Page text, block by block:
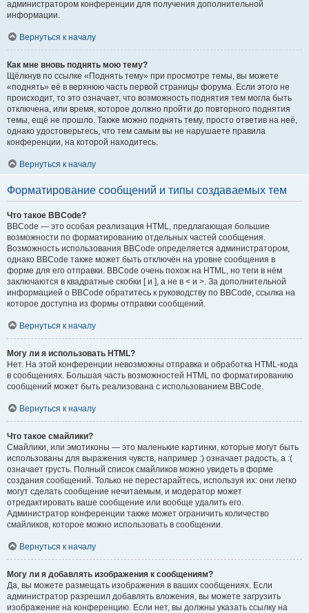
администратором конференции для получения дополнительной
информации.
Вернуться к началу
Как мне вновь поднять мою тему?
Щёлкнув по ссылке «Поднять тему» при просмотре темы, вы можете
«поднять» её в верхнюю часть первой страницы форума. Если этого не
происходит, то это означает, что возможность поднятия тем могла быть
отключена, или время, которое должно пройти до повторного поднятия
темы, ещё не прошло. Также можно поднять тему, просто ответив на неё,
однако удостоверьтесь, что тем самым вы не нарушаете правила
конференции, на которой находитесь.
Вернуться к началу
Форматирование сообщений и типы создаваемых тем
Что такое BBCode?
BBCode — это особая реализация HTML, предлагающая большие
возможности по форматированию отдельных частей сообщения.
Возможность использования BBCode определяется администратором,
однако BBCode также может быть отключён на уровне сообщения в
форме для его отправки. BBCode очень похож на HTML, но теги в нём
заключаются в квадратные скобки [ и ], а не в < и >. За дополнительной
информацией о BBCode обратитесь к руководству по BBCode, ссылка на
которое доступна из формы отправки сообщений.
Вернуться к началу
Могу ли я использовать HTML?
Нет. На этой конференции невозможны отправка и обработка HTML-кода
в сообщениях. Большая часть возможностей HTML по форматированию
сообщений может быть реализована с использованием BBCode.
Вернуться к началу
Что такое смайлики?
Смайлики, или эмотиконы — это маленькие картинки, которые могут быть
использованы для выражения чувств, например :) означает радость, а :(
означает грусть. Полный список смайликов можно увидеть в форме
создания сообщений. Только не перестарайтесь, используя их: они легко
могут сделать сообщение нечитаемым, и модератор может
отредактировать ваше сообщение или вообще удалить его.
Администратор конференции также может ограничить количество
смайликов, которое можно использовать в сообщении.
Вернуться к началу
Могу ли я добавлять изображения к сообщениям?
Да, вы можете размещать изображения в ваших сообщениях. Если
администратор разрешил добавлять вложения, вы можете загрузить
изображение на конференцию. Если нет, вы должны указать ссылку на